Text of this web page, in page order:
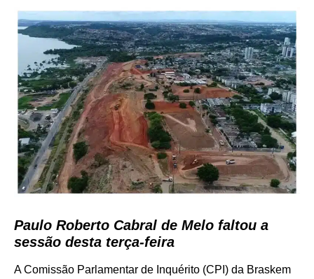
Paulo Roberto Cabral de Melo faltou a
sessão desta terça-feira
A Comissão Parlamentar de Inquérito (CPI) da Braskem